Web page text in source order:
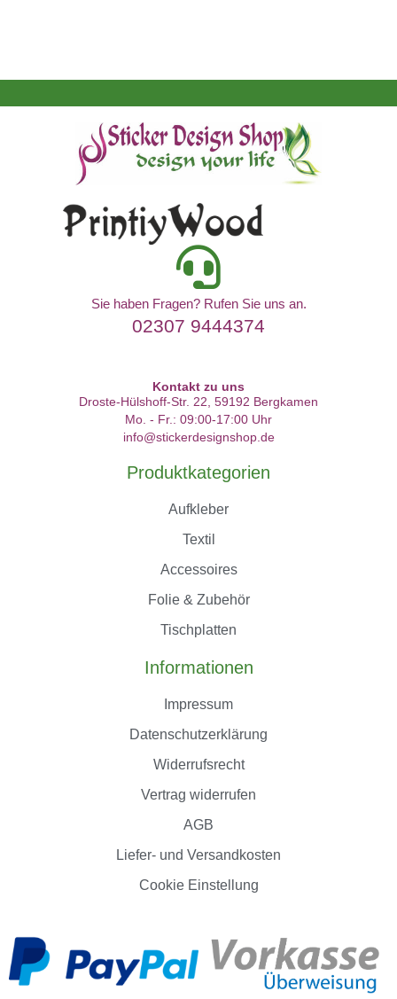
Sie haben Fragen? Rufen Sie uns an.
02307 9444374
Kontakt zu uns
Droste-Hülshoff-Str. 22, 59192 Bergkamen
Mo. - Fr.: 09:00-17:00 Uhr
info@stickerdesignshop.de
Produktkategorien
Aufkleber
Textil
Accessoires
Folie & Zubehör
Tischplatten
Informationen
Impressum
Datenschutzerklärung
Widerrufsrecht
Vertrag widerrufen
AGB
Liefer- und Versandkosten
Cookie Einstellung